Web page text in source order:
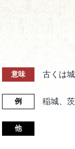
意味 古くは
例 稲城、
他